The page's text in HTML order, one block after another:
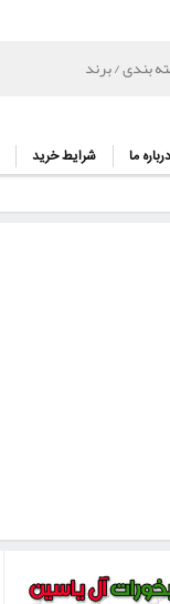
درباره ما شرایط خرید